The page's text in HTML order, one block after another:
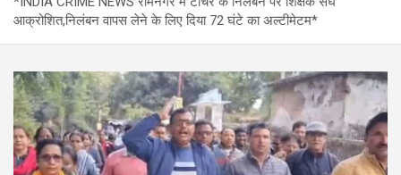
आक्रोशित,निलंबन वापस लेने के लिए दिया 72 घंटे का अल्टीमेटम*